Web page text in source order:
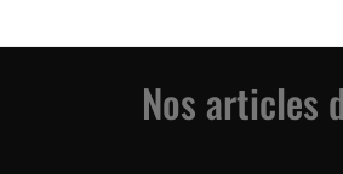
Nos articles